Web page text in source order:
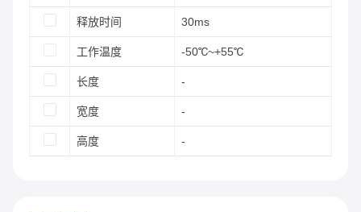
释放时间 30ms
工作温度 -50℃~+55℃
长度 -
宽度 -
高度 -